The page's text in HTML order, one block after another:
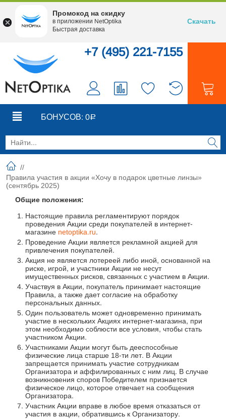
+7 (495) 221-7155
БОНУСОВ: 0Р
//
Правила участия в акции «Хочу в подарок цветные линзы»
(сентябрь 2025)
Общие положения:
Настоящие правила регламентируют порядок
проведения Акции среди покупателей в интернет-
магазине netoptika.ru.
Проведение Акции является рекламной акцией для
привлечения покупателей.
Акция не является лотереей либо иной, основанной на
риске, игрой, и участники Акции не несут
имущественных рисков, связанных с участием в Акции.
Участвуя в Акции, покупатель принимает настоящие
Правила, а также дает согласие на обработку
персональных данных.
Один пользователь может одновременно принимать
участие в нескольких Акциях интернет-магазина, при
этом необходимо соблюсти все условия, чтобы стать
участником Акции.
Участниками Акции могут быть дееспособные
физические лица старше 18-ти лет. В Акции
запрещается принимать участие сотрудникам
Организатора и аффилированных с ним лиц. В случае
возникновения споров Победителем признается
физическое лицо, которое отвечает на сообщения
Организатора.
Участник Акции вправе в любое время отказаться от
участия в акции, обратившись к Организатору.
Промокод на скидку
в приложении NetOptika
Быстрая доставка
Скачать